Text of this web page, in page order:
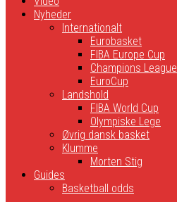
Nyheder
Internationalt
Eurobasket
FIBA Europe Cup
Champions League
EuroCup
Landshold
FIBA World Cup
Olympiske Lege
Øvrig dansk basket
Klumme
Morten Stig
Guides
Basketball odds